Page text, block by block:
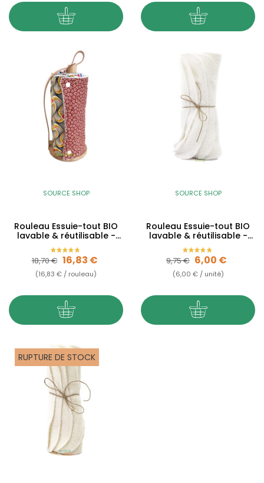
SOURCE SHOP
Rouleau Essuie-tout BIO
lavable & réutilisable -
Sop'Malins
Prix de base
18,70 € Prix
16,83 €
(16,83 € / rouleau)
SOURCE SHOP
Rouleau Essuie-tout BIO
lavable & réutilisable -
sans pression
Prix de base
9,75 € Prix
6,00 €
(6,00 € / unité)
RUPTURE DE STOCK